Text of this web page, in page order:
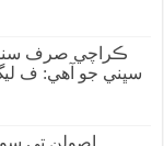
ڪراچي صرف
سڀني جو آهي: ف